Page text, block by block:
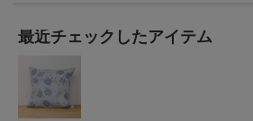
最近チェックしたアイテム